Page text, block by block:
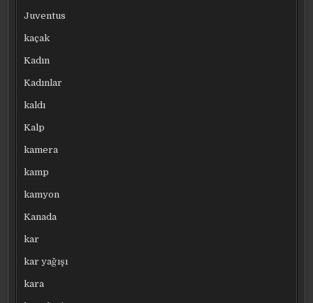
Juventus
kaçak
Kadın
Kadınlar
kaldı
Kalp
kamera
kamp
kamyon
Kanada
kar
kar yağışı
kara